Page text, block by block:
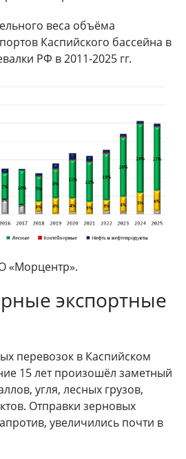
веса объёма
Каспийского бассейна в
РФ в 2011-2025 гг.
«Морцентр».
экспортные
перевозок в Каспийском
15 лет произошёл заметный
угля, лесных грузов,
Отправки зерновых
увеличились почти в